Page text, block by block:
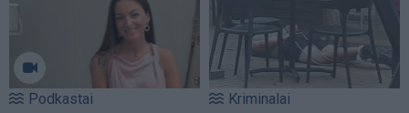
Podkastai Kriminalai